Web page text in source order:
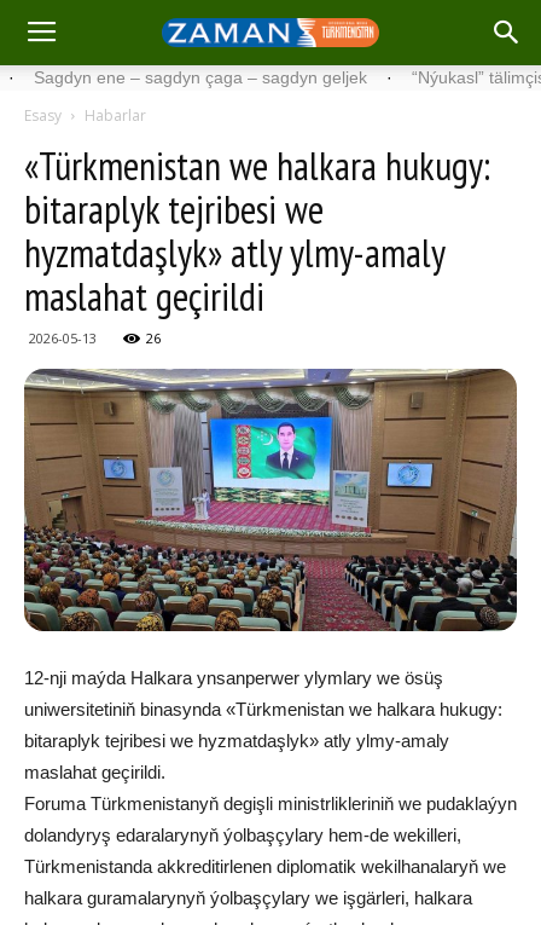
ene – sagdyn çaga – sagdyn geljek · “Nýukasl” tälimçisini
Esasy Habarlar
«Türkmenistan we halkara hukugy:
bitaraplyk tejribesi we
hyzmatdaşlyk» atly ylmy-amaly
maslahat geçirildi
2026-05-13 26
12-nji maýda Halkara ynsanperwer ylymlary we ösüş
uniwersitetiniň binasynda «Türkmenistan we halkara hukugy:
bitaraplyk tejribesi we hyzmatdaşlyk» atly ylmy-amaly
maslahat geçirildi.
Foruma Türkmenistanyň degişli ministrlikleriniň we pudaklaýyn
dolandyryş edaralarynyň ýolbaşçylary hem-de wekilleri,
Türkmenistanda akkreditirlenen diplomatik wekilhanalaryň we
halkara guramalarynyň ýolbaşçylary we işgärleri, halkara